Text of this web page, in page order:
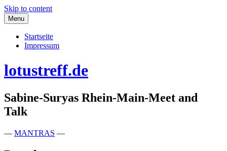
Skip to content
Menu
Startseite
Impressum
lotustreff.de
Sabine-Suryas Rhein-Main-Meet and
Talk
— MANTRAS —